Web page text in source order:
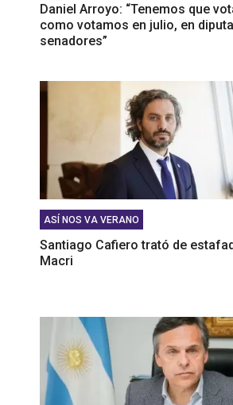
Daniel Arroyo: “Tenemos que
como votamos en julio, en
senadores”
ASÍ NOS VA VERANO
Santiago Cafiero trató de
Macri